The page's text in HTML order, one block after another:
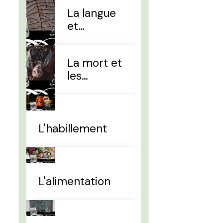
La langue
et
La mort et
les
L'habillement
L'alimentation